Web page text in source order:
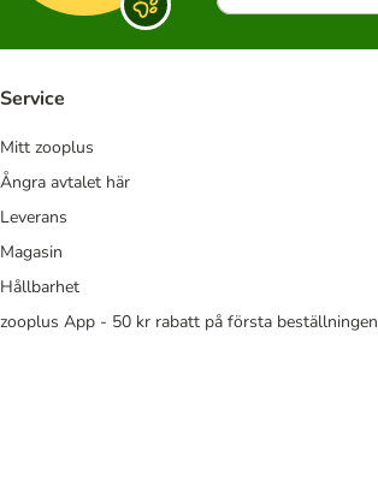
Service
Mitt zooplus
Ångra avtalet här
Leverans
Magasin
Hållbarhet
zooplus App - 50 kr rabatt på första beställningen